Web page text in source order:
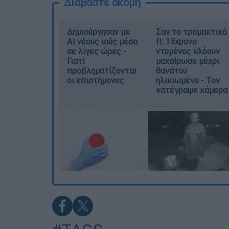
Δημιούργησαν με
AI νέους ιούς μέσα
σε λίγες ώρες -
Γιατί
προβληματίζονται
οι επιστήμονες
Σαν το τρομακτικό
It: 15χρονο
ντυμένος κλόουν
μαχαίρωσε μέχρι
θανάτου
ηλικιωμένο - Τον
κατέγραψε κάμερα